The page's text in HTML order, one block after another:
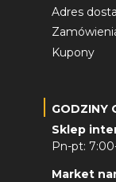
Adres
Kupony
GODZINY
Sklep
Pn-pt:
Market